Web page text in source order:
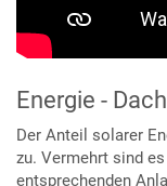
Energie -
Der Anteil solarer
zu. Vermehrt sind
entsprechenden